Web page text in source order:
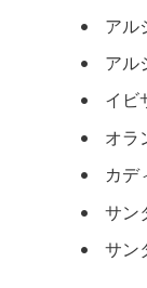
アル
アル
イビ
オラ
カデ
サン
サン